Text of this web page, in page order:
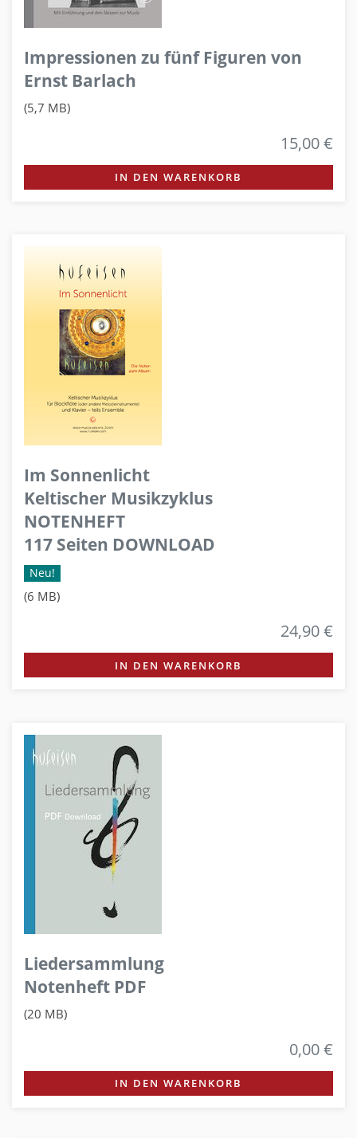
Impressionen zu fünf Figuren von
Ernst Barlach
(5,7 MB)
15,00 €
IN DEN WARENKORB
Im Sonnenlicht
Keltischer Musikzyklus
NOTENHEFT
117 Seiten DOWNLOAD
Neu!
(6 MB)
24,90 €
IN DEN WARENKORB
Liedersammlung
Notenheft PDF
(20 MB)
0,00 €
IN DEN WARENKORB